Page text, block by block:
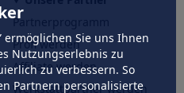
ermöglichen Sie uns Ihnen
Nutzungserlebnis zu
zu verbessern. So
Partnern personalisierte
Partnerprogramm
Profi werden
Affiliate werden
Werkstattpartner werden